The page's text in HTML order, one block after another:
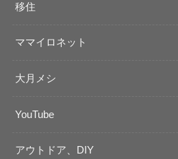
移住
ママイロネット
大月メシ
YouTube
アウトドア、DIY